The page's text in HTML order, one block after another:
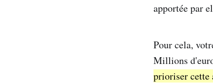
apportée par
Pour cela,
Millions
prioriser cette